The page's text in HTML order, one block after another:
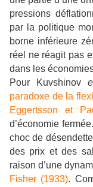
pressions
par la politique
borne inférieure
réel ne réagit pas
dans les
Pour Kuvshinov
paradoxe de la
Eggertsson et
d’économie
choc de
des prix et des
raison d’une
Fisher (1933).